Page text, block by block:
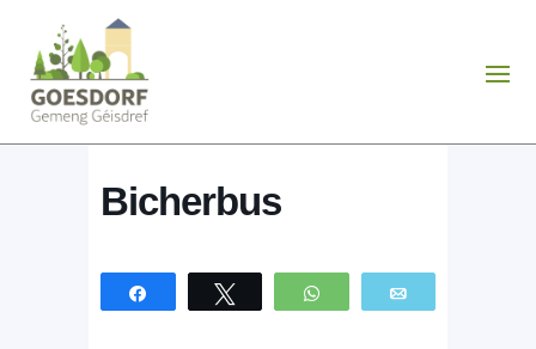
Bicherbus
Partagez Tweetez WhatsApp